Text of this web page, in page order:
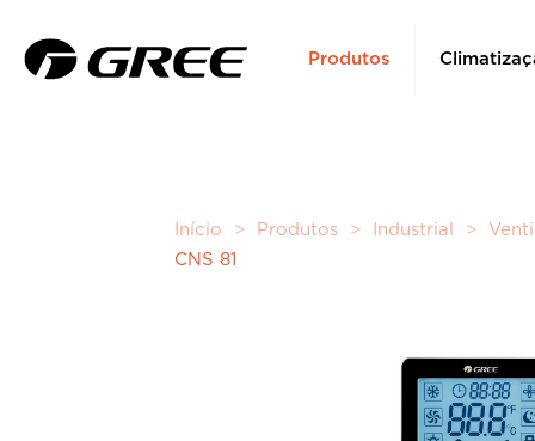
Produtos
Início > Produtos > Industrial >
CNS 81